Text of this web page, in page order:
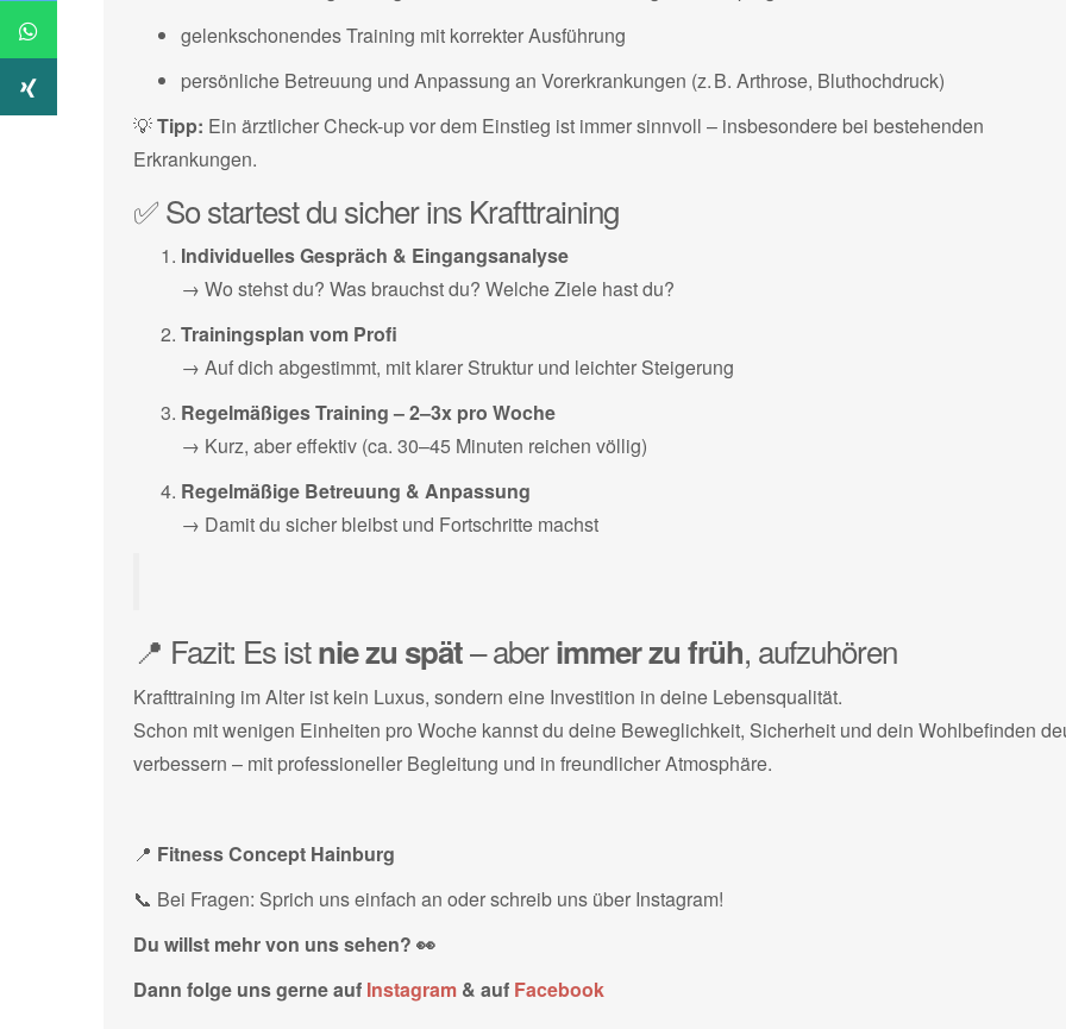
gelenkschonendes Training mit korrekter Ausführung
persönliche Betreuung und Anpassung an Vorerkrankungen (z. B. Arthrose, Bluthochdruck)
💡Tipp: Ein ärztlicher Check-up vor dem Einstieg ist immer sinnvoll – insbesondere bei bestehenden
Erkrankungen.
✅ So startest du sicher ins Krafttraining
Individuelles Gespräch & Eingangsanalyse
→ Wo stehst du? Was brauchst du? Welche Ziele hast du?
Trainingsplan vom Profi
→ Auf dich abgestimmt, mit klarer Struktur und leichter Steigerung
Regelmäßiges Training – 2–3x pro Woche
→ Kurz, aber effektiv (ca. 30–45 Minuten reichen völlig)
Regelmäßige Betreuung & Anpassung
→ Damit du sicher bleibst und Fortschritte machst
📍 Fazit: Es istnie zu spät– aberimmer zu früh, aufzuhören
Krafttraining im Alter ist kein Luxus, sondern eine Investition in deine Lebensqualität.
Schon mit wenigen Einheiten pro Woche kannst du deine Beweglichkeit, Sicherheit und dein Wohlbefinden
verbessern – mit professioneller Begleitung und in freundlicher Atmosphäre.
📍 Fitness Concept Hainburg
📞 Bei Fragen: Sprich uns einfach an oder schreib uns über Instagram!
Du willst mehr von uns sehen? 👀
Dann folge uns gerne auf Instagram & auf Facebook